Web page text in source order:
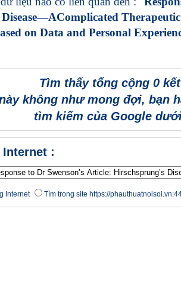
Disease—AComplicated
on Data and Personal
Tìm thấy tổng cộng 0
không như mong đợi, bạn
tìm kiếm của Google
:
Internet Tìm trong site https://